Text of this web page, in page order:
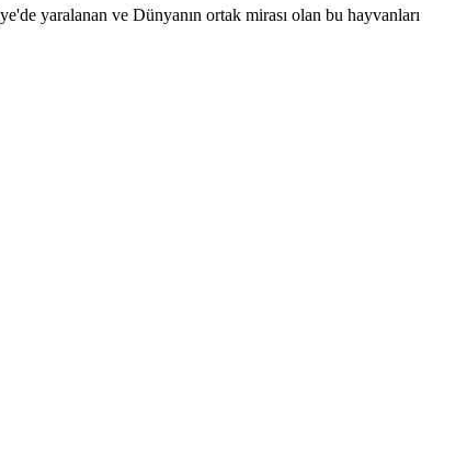
yaralanan ve Dünyanın ortak mirası olan bu hayvanları